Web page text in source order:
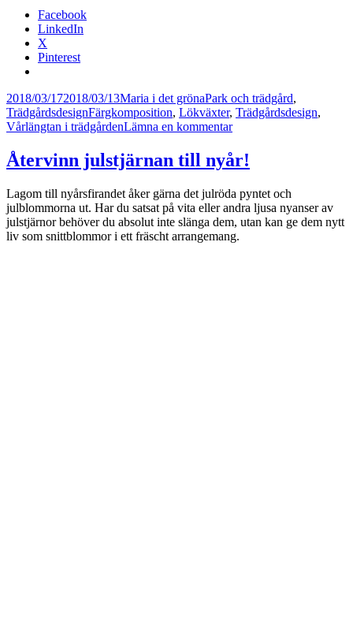
Facebook
LinkedIn
X
Pinterest
Postat
2018/03/172018/03/13Författare
Maria i det grönaKategorier
Park och trädgård,
TrädgårdsdesignTaggar
Färgkomposition, Lökväxter, Trädgårdsdesign,
Vårlängtan i trädgårdenLämna en kommentartill
i
maj
Återvinn julstjärnan till nyår!
Lagom till nyårsfirandet åker gärna det julröda pyntet och
julblommorna ut. Har du satsat på vita eller andra ljusa nyanser av
julstjärnor behöver du absolut inte slänga dem, utan kan ge dem nytt
liv som snittblommor i ett fräscht arrangemang.